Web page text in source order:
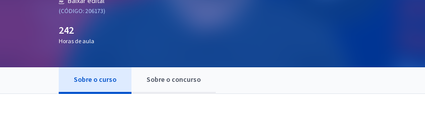
(CÓDIGO: 206173)
242
Horas de aula
Sobre o curso Sobre o concurso